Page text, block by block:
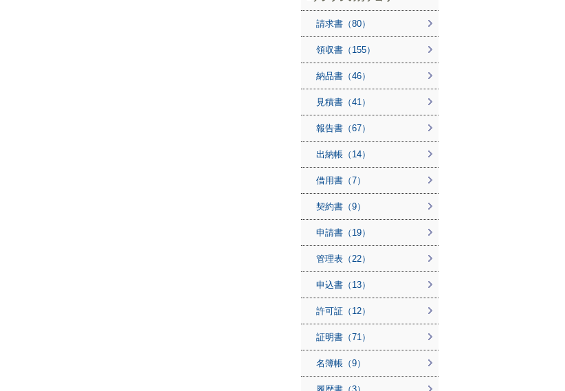
請求書（80）
領収書（155）
納品書（46）
見積書（41）
報告書（67）
出納帳（14）
借用書（7）
契約書（9）
申請書（19）
管理表（22）
申込書（13）
許可証（12）
証明書（71）
名簿帳（9）